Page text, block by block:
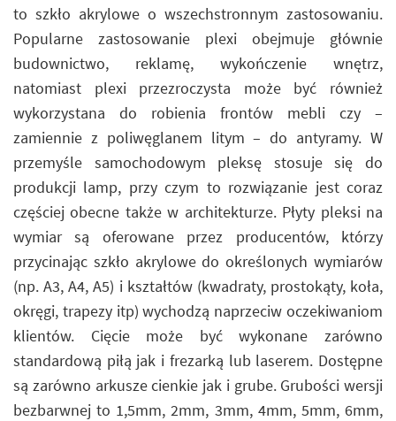
to szkło akrylowe o wszechstronnym zastosowaniu.
Popularne zastosowanie plexi obejmuje głównie
budownictwo, reklamę, wykończenie wnętrz,
natomiast plexi przezroczysta może być również
wykorzystana do robienia frontów mebli czy –
zamiennie z poliwęglanem litym – do antyramy. W
przemyśle samochodowym pleksę stosuje się do
produkcji lamp, przy czym to rozwiązanie jest coraz
częściej obecne także w architekturze. Płyty pleksi na
wymiar są oferowane przez producentów, którzy
przycinając szkło akrylowe do określonych wymiarów
(np. A3, A4, A5) i kształtów (kwadraty, prostokąty, koła,
okręgi, trapezy itp) wychodzą naprzeciw oczekiwaniom
klientów. Cięcie może być wykonane zarówno
standardową piłą jak i frezarką lub laserem. Dostępne
są zarówno arkusze cienkie jak i grube. Grubości wersji
bezbarwnej to 1,5mm, 2mm, 3mm, 4mm, 5mm, 6mm,